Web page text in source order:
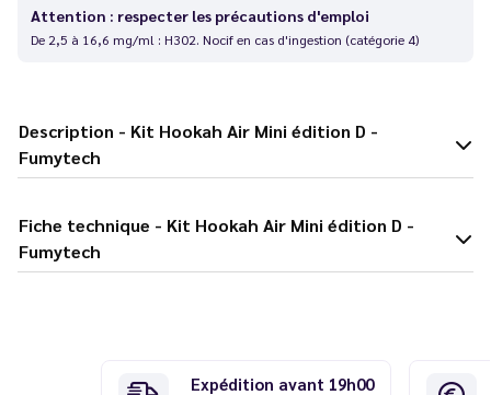
Attention : respecter les précautions d'emploi
De 2,5 à 16,6 mg/ml : H302. Nocif en cas d'ingestion (catégorie 4)
Description - Kit Hookah Air Mini édition D -
Fumytech
Fiche technique - Kit Hookah Air Mini édition D -
Fumytech
Expédition avant 19h00